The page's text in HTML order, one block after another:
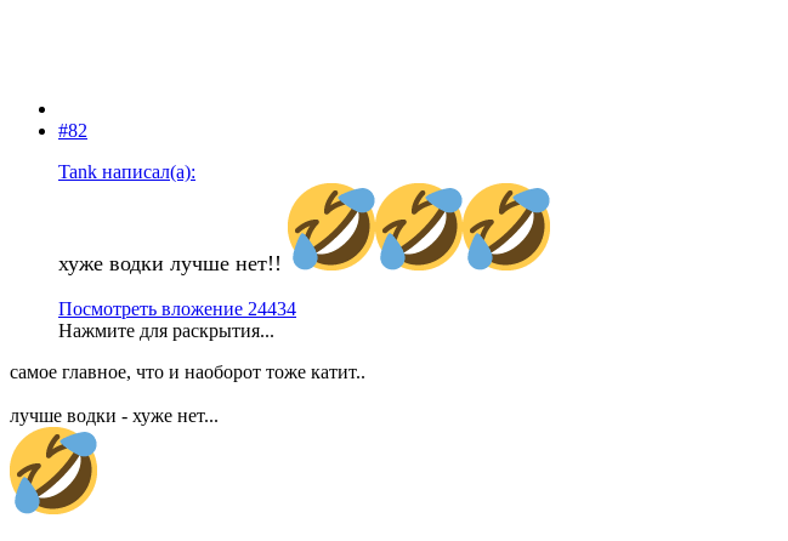
#82
Tank написал(а):
хуже водки лучше нет!!
Посмотреть вложение 24434
Нажмите для раскрытия...
самое главное, что и наоборот тоже катит..
лучше водки - хуже нет...